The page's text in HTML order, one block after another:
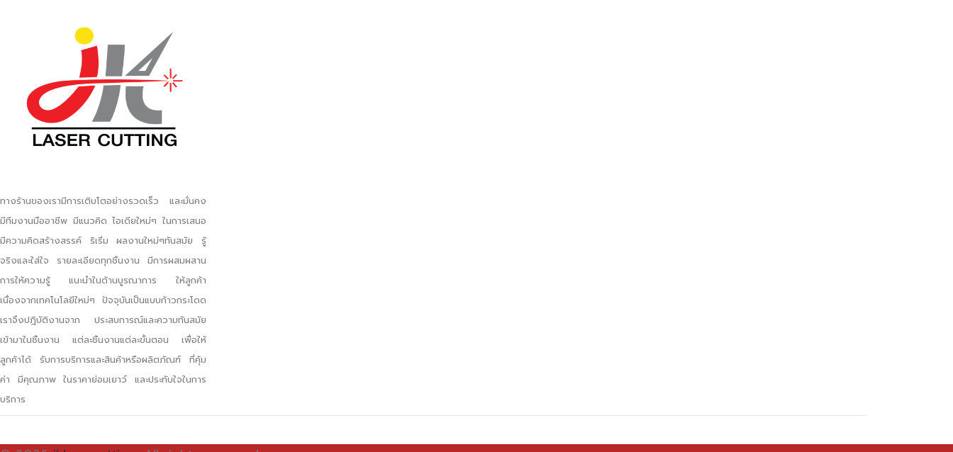
ทางร้านของเรามีการเติบโตอย่างรวดเร็ว และมั่นคง
มีทีมงานมืออาชีพ มีแนวคิด ไอเดียใหม่ๆ ในการเสนอ
มีความคิดสร้างสรรค์ ริเริ่ม ผลงานใหม่ๆทันสมัย รู้
จริงและใส่ใจ รายละเอียดทุกชิ้นงาน มีการผสมผสาน
การให้ความรู้ แนะนำในด้านบูรณาการ ให้ลูกค้า
เนื่องจากเทคโนโลยีใหม่ๆ ปัจจุบันเป็นแบบก้าวกระโดด
เราจึงปฎิบัติงานจาก ประสบการณ์และความทันสมัย
เข้ามาในชิ้นงาน แต่ละชิ้นงานแต่ละขั้นตอน เพื่อให้
ลูกค้าได้ รับการบริการและสินค้าหรือผลิตภัณฑ์ ที่คุ้ม
ค่า มีคุณภาพ ในราคาย่อมเยาว์ และประทับใจในการ
บริการ